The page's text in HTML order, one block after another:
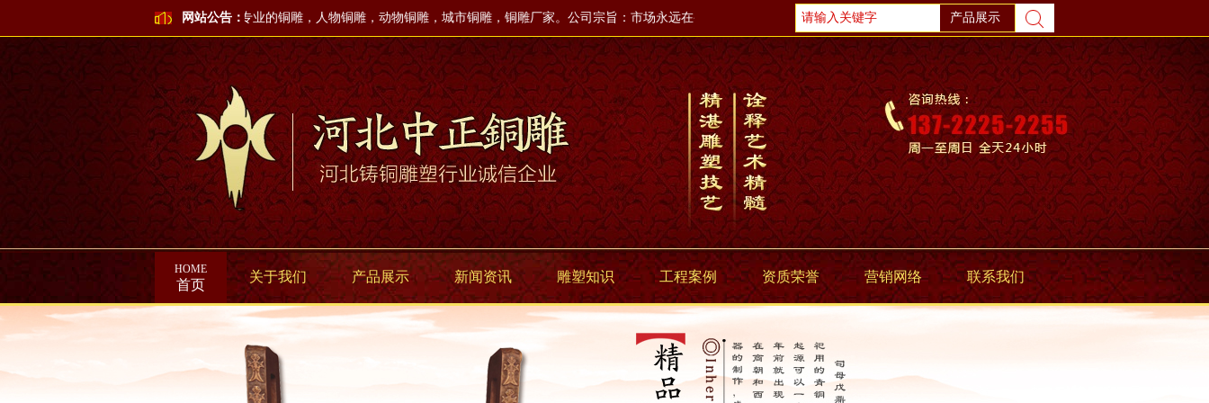
网站公告：
国家号召，打造绿色铸铜雕塑环境！是专业的铜雕，人物铜雕，动物铜雕，城市铜雕，铜雕厂家。公司宗旨：市场永远在变，诚信永远不变。
HOME
首页
关于我们 产品展示 新闻资讯 雕塑知识 工程案例 资质荣誉 营销网络 联系我们